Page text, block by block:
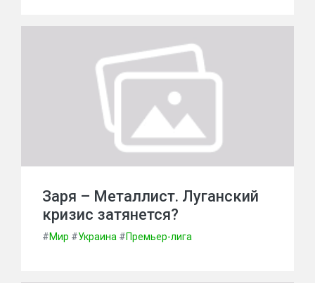
Заря – Металлист. Луганский
кризис затянется?
#Мир #Украина #Премьер-лига